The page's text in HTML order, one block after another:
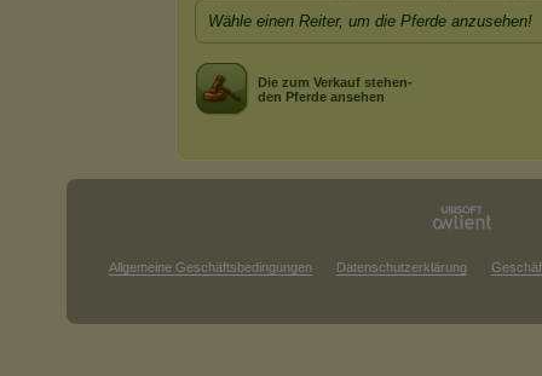
Wähle einen Reiter, um die Pferde anzusehen!
Die zum Verkauf stehen-
den Pferde ansehen
Allgemeine Geschäftsbedingungen Datenschutzerklärung